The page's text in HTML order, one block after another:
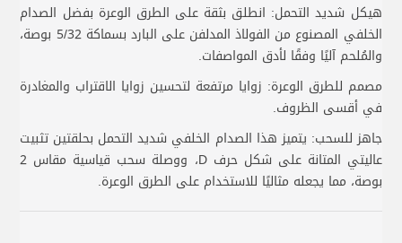
هيكل شديد التحمل: انطلق بثقة على الطرق الوعرة بفضل الصدام
الخلفي المصنوع من الفولاذ المدلفن على البارد بسماكة 5/32 بوصة،
والمُلحم آليًا وفقًا لأدق المواصفات.
مصمم للطرق الوعرة: زوايا مرتفعة لتحسين زوايا الاقتراب والمغادرة
في أقسى الظروف.
جاهز للسحب: يتميز هذا الصدام الخلفي شديد التحمل بحلقتين تثبيت
عاليتي المتانة على شكل حرف D، ووصلة سحب قياسية مقاس 2
بوصة، مما يجعله مثاليًا للاستخدام على الطرق الوعرة.